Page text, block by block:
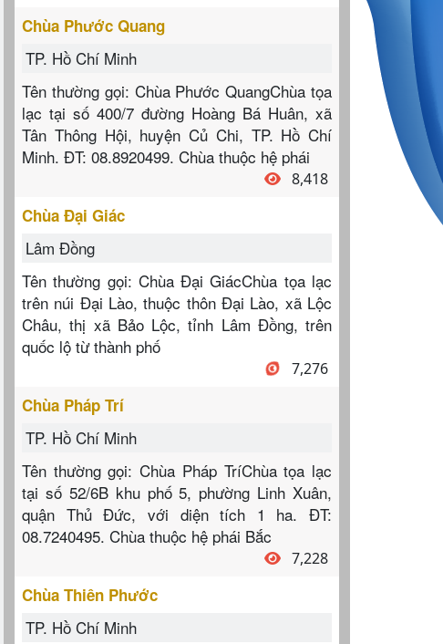
Chùa Phước Quang
TP. Hồ Chí Minh
Tên thường gọi: Chùa Phước QuangChùa tọa
lạc tại số 400/7 đường Hoàng Bá Huân, xã
Tân Thông Hội, huyện Củ Chi, TP. Hồ Chí
Minh. ĐT: 08.8920499. Chùa thuộc hệ phái
8,418
Chùa Đại Giác
Lâm Đồng
Tên thường gọi: Chùa Đại GiácChùa tọa lạc
trên núi Đại Lào, thuộc thôn Đại Lào, xã Lộc
Châu, thị xã Bảo Lộc, tỉnh Lâm Đồng, trên
quốc lộ từ thành phố
7,276
Chùa Pháp Trí
TP. Hồ Chí Minh
Tên thường gọi: Chùa Pháp TríChùa tọa lạc
tại số 52/6B khu phố 5, phường Linh Xuân,
quận Thủ Đức, với diện tích 1 ha. ĐT:
08.7240495. Chùa thuộc hệ phái Bắc
7,228
Chùa Thiên Phước
TP. Hồ Chí Minh